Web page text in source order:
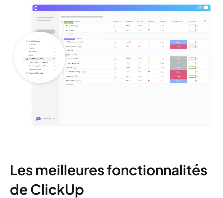
Les meilleures fonctionnalités
de ClickUp